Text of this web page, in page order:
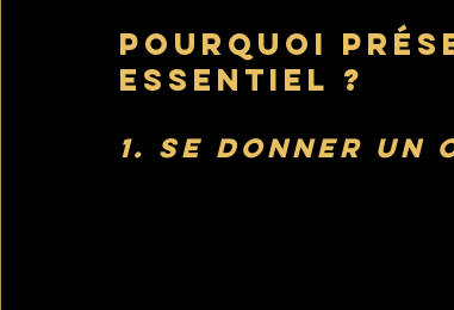
Pourquoi
essentiel ?
1. Se donner